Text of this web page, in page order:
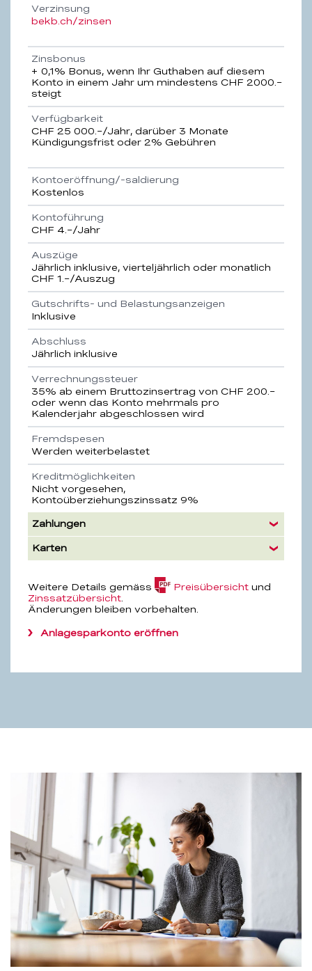
Verzinsung
bekb.ch/zinsen
Zinsbonus
+ 0,1% Bonus, wenn Ihr Guthaben auf diesem
Konto in einem Jahr um mindestens CHF 2000.–
steigt
Verfügbarkeit
CHF 25 000.–/Jahr, darüber 3 Monate
Kündigungsfrist oder 2% Gebühren
Kontoeröffnung/-saldierung
Kostenlos
Kontoführung
CHF 4.–/Jahr
Auszüge
Jährlich inklusive, vierteljährlich oder monatlich
CHF 1.–/Auszug
Gutschrifts- und Belastungsanzeigen
Inklusive
Abschluss
Jährlich inklusive
Verrechnungssteuer
35% ab einem Bruttozinsertrag von CHF 200.–
oder wenn das Konto mehrmals pro
Kalenderjahr abgeschlossen wird
Fremdspesen
Werden weiterbelastet
Kreditmöglichkeiten
Nicht vorgesehen,
Kontoüberziehungszinssatz 9%
Zahlungen
Karten
Weitere Details gemäss Preisübersicht4.2
und
Zinssatzübersicht
Änderungen bleiben vorbehalten.
Anlagesparkonto eröffnen